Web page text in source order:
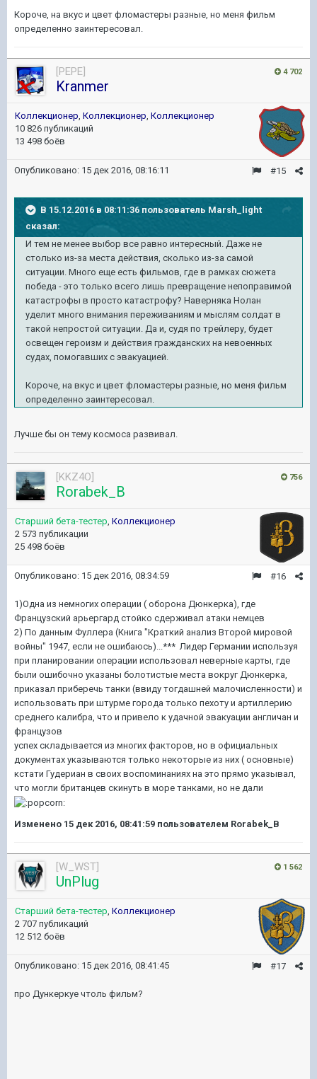
Короче, на вкус и цвет фломастеры разные, но меня фильм
определенно заинтересовал.
4 702
[PEPE]
Kranmer
Коллекционер, Коллекционер, Коллекционер
10 826 публикаций
13 498 боёв
#15
Опубликовано: 15 дек 2016, 08:16:11
В 15.12.2016 в 08:11:36 пользователь Marsh_light
сказал:
И тем не менее выбор все равно интересный. Даже не
столько из-за места действия, сколько из-за самой
ситуации. Много еще есть фильмов, где в рамках сюжета
победа - это только всего лишь превращение непоправимой
катастрофы в просто катастрофу? Наверняка Нолан
уделит много внимания переживаниям и мыслям солдат в
такой непростой ситуации. Да и, судя по трейлеру, будет
освещен героизм и действия гражданских на невоенных
судах, помогавших с эвакуацией.
Короче, на вкус и цвет фломастеры разные, но меня фильм
определенно заинтересовал.
Лучше бы он тему космоса развивал.
756
[KKZ4O]
Rorabek_B
Старший бета-тестер, Коллекционер
2 573 публикации
25 498 боёв
#16
Опубликовано: 15 дек 2016, 08:34:59
1)Одна из немногих операции ( оборона Дюнкерка), где
Французский арьергард стойко сдерживал атаки немцев
2) По данным Фуллера (Книга "Краткий анализ Второй мировой
войны" 1947, если не ошибаюсь)...*** Лидер Германии используя
при планировании операции использовал неверные карты, где
были ошибочно указаны болотистые места вокруг Дюнкерка,
приказал приберечь танки (ввиду тогдашней малочисленности) и
использовать при штурме города только пехоту и артиллерию
среднего калибра, что и привело к удачной эвакуации англичан и
французов
успех складывается из многих факторов, но в официальных
документах указываются только некоторые из них ( основные)
кстати Гудериан в своих воспоминаниях на это прямо указывал,
что могли британцев скинуть в море танками, но не дали
Изменено 15 дек 2016, 08:41:59 пользователем Rorabek_B
1 562
[W_WST]
UnPlug
Старший бета-тестер, Коллекционер
2 707 публикаций
12 512 боёв
#17
Опубликовано: 15 дек 2016, 08:41:45
про Дункеркуе чтоль фильм?